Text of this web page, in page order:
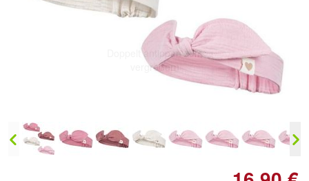
Doppelt antippen zum
vergrößern